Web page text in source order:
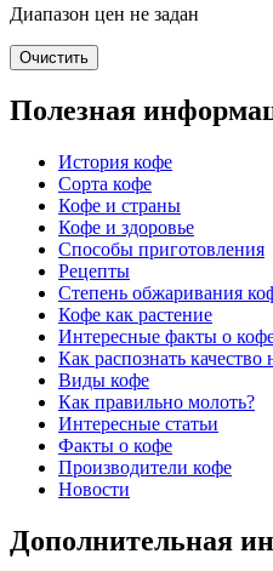
Диапазон цен не задан
Очистить
Полезная
История кофе
Сорта кофе
Кофе и страны
Кофе и здоровье
Способы приготовления
Рецепты
Степень обжаривания
Кофе как растение
Интересные факты о
Как распознать качество
Виды кофе
Как правильно молоть?
Интересные статьи
Факты о кофе
Производители кофе
Новости
Дополнительная